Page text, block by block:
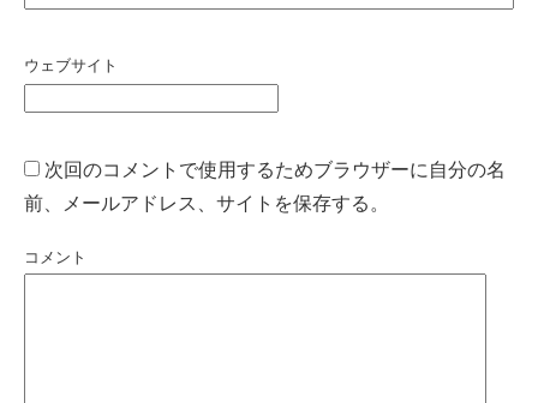
ウェブサイト
次回のコメントで使用するためブラウザーに自分の名
前、メールアドレス、サイトを保存する。
コメント